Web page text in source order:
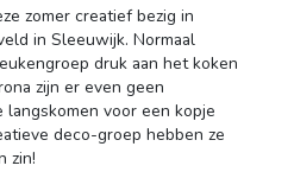
zomer creatief bezig in
in Sleeuwijk. Normaal
druk aan het koken
zijn er even geen
voor een kopje
deco-groep hebben ze
zin!